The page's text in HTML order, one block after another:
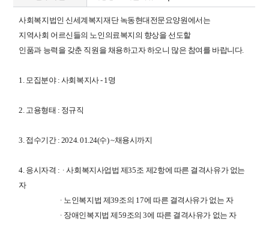
사회복지법인 신세계복지재단 녹동현대전문요양원에서는
지역사회 어르신들의 노인의료복지의 향상을 선도할
인품과 능력을 갖춘 직원을 채용하고자 하오니 많은 참여를 바랍니다.
1. 모집분야 : 사회복지사 - 1명
2. 고용형태 : 정규직
3. 접수기간 : 2024. 01.24(수) ~채용시까지
4. 응시자격 : ∙사회복지사업법 제35조 제2항에 따른 결격사유가 없는
자
∙ 노인복지법 제39조의 17에 따른 결격사유가 없는 자
∙ 장애인복지법 제59조의3에 따른 결격사유가 없는 자